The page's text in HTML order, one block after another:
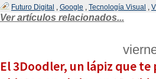
Futuro Digital , Google , Tecnología Visual ,
Ver artículos relacionados...
El 3Doodler, un lápiz que